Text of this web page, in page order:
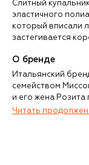
Слитный
эластичного
который вписали
застегивается
О бренде
Итальянский
семейством
и его жена
промышленности,
Читать